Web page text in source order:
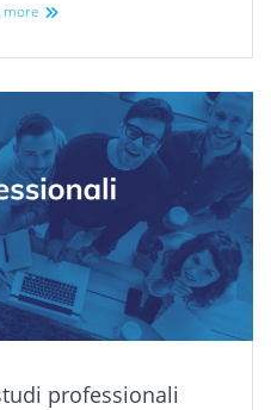
more
professionali